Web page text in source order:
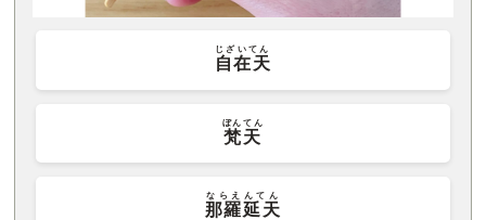
自在天
じざいてん
梵天
ぼんてん
那羅延天
ならえんてん